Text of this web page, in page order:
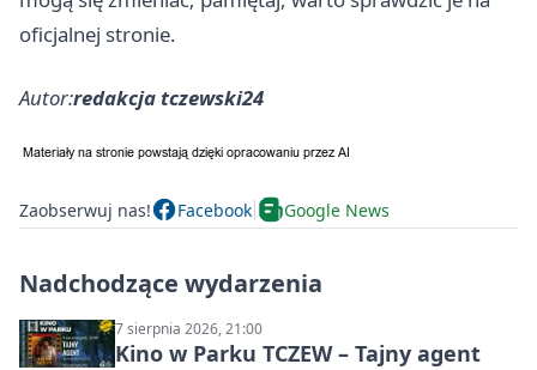
oficjalnej stronie.
Autor:redakcja tczewski24
Zaobserwuj nas! Facebook Google News
Nadchodzące wydarzenia
7 sierpnia 2026, 21:00
Kino w Parku TCZEW – Tajny agent